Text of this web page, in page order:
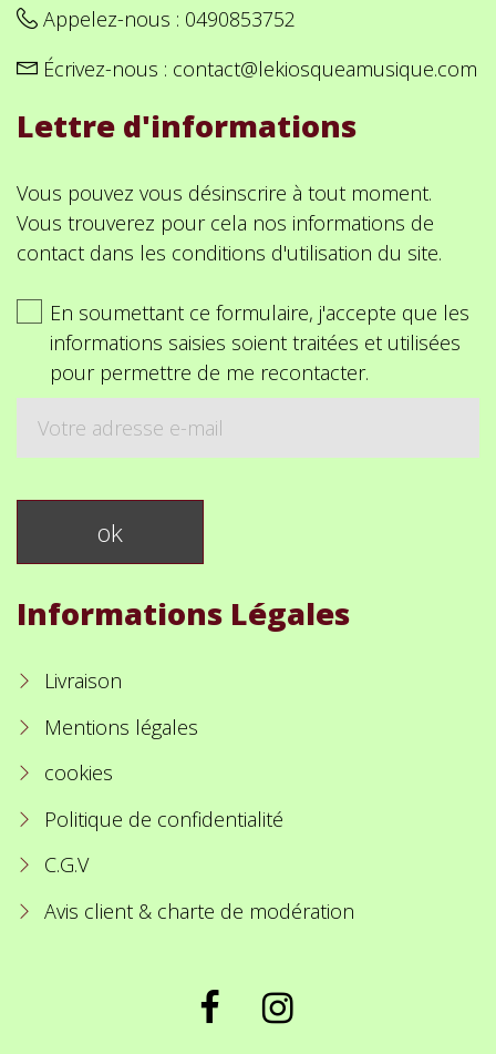
Appelez-nous : 0490853752
Écrivez-nous : contact@lekiosqueamusique.com
Lettre d'informations
Vous pouvez vous désinscrire à tout moment.
Vous trouverez pour cela nos informations de
contact dans les conditions d'utilisation du site.
En soumettant ce formulaire, j'accepte que les
informations saisies soient traitées et utilisées
pour permettre de me recontacter.
Informations Légales
Livraison
Mentions légales
cookies
Politique de confidentialité
C.G.V
Avis client & charte de modération